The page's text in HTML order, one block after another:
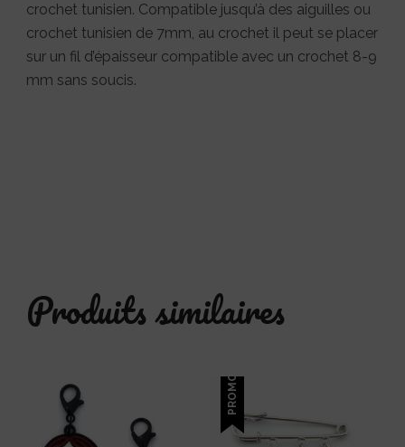
crochet tunisien. Compatible jusqu’à des aiguilles ou
crochet tunisien de 7mm, au crochet il peut se placer
sur un fil d’épaisseur compatible avec un crochet 8-9
mm sans soucis.
Produits similaires
PROMO !